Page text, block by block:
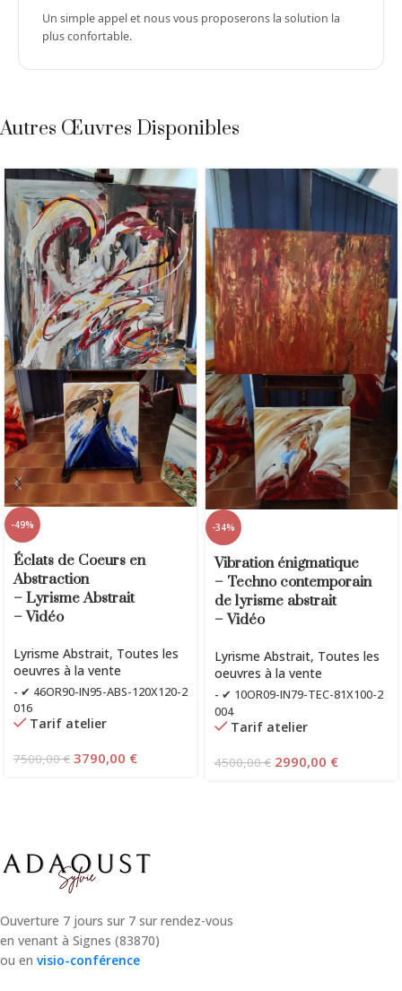
Un simple appel et nous vous proposerons la solution la
plus confortable.
Autres Œuvres Disponibles
-49%
Éclats de Coeurs en
Abstraction
– Lyrisme Abstrait
– Vidéo
Lyrisme Abstrait, Toutes les
oeuvres à la vente
- ✔ 46OR90-IN95-ABS-120X120-2
016
Tarif atelier
7500,00€ 3790,00 €
-34%
Vibration énigmatique
– Techno contemporain
de lyrisme abstrait
– Vidéo
Lyrisme Abstrait, Toutes les
oeuvres à la vente
- ✔ 10OR09-IN79-TEC-81X100-2
004
Tarif atelier
4500,00€ 2990,00 €
Ouverture 7 jours sur 7 sur rendez-vous
en venant à Signes (83870)
ou en visio-conférence